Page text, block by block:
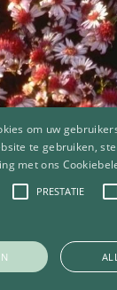
om uw
te gebruiken,
met ons
PRESTATIE